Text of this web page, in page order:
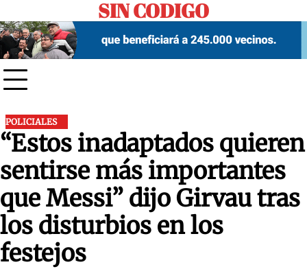
to
content
SIN CODIGO
POLICIALES
“Estos inadaptados quieren
sentirse más importantes
que Messi” dijo Girvau tras
los disturbios en los
festejos